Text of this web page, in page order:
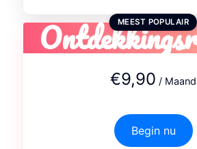
MEEST POPULAIR
€9,90 / Maand
Begin nu